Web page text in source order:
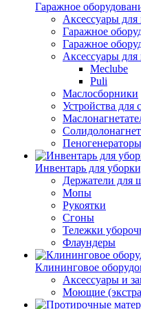
Гаражное
Аксессуары для
Гаражное
Гаражное
Аксессуары для
Meclube
Puli
Маслосборники
Устройства для
Пеногенераторы
Инвентарь для
Держатели для
Мопы
Рукоятки
Сгоны
Тележки
Флаундеры
Клининговое
Аксессуары и
Моющие